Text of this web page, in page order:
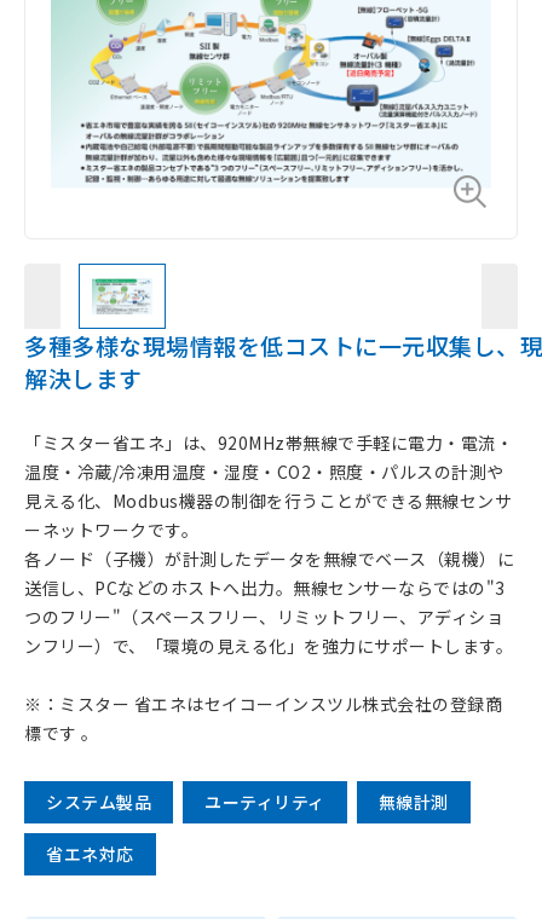
多種多様な現場情報を低コストに一元収集し、
解決します
「ミスター省エネ」は、920MHz帯無線で手軽に電力・電流・
温度・冷蔵/冷凍用温度・湿度・CO2・照度・パルスの計測や
見える化、Modbus機器の制御を行うことができる無線センサ
ーネットワークです。
各ノード（子機）が計測したデータを無線でベース（親機）に
送信し、PCなどのホストへ出力。無線センサーならではの"3
つのフリー"（スペースフリー、リミットフリー、アディショ
ンフリー）で、「環境の見える化」を強力にサポートします。
※：ミスター 省エネはセイコーインスツル株式会社の登録商
標です 。
システム製品 ユーティリティ 無線計測
省エネ対応